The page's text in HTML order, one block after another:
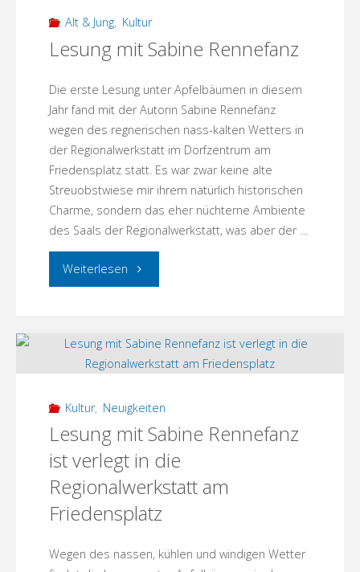
Alt & Jung, Kultur
Lesung mit Sabine Rennefanz
Die erste Lesung unter Apfelbäumen in diesem
Jahr fand mit der Autorin Sabine Rennefanz
wegen des regnerischen nass-kalten Wetters in
der Regionalwerkstatt im Dorfzentrum am
Friedensplatz statt. Es war zwar keine alte
Streuobstwiese mir ihrem natürlich historischen
Charme, sondern das eher nüchterne Ambiente
des Saals der Regionalwerkstatt, was aber der …
Weiterlesen "Lesung
Sabine
Rennefanz"
Kultur, Neuigkeiten
Lesung mit Sabine Rennefanz
ist verlegt in die
Regionalwerkstatt am
Friedensplatz
Wegen des nassen, kühlen und windigen Wetter